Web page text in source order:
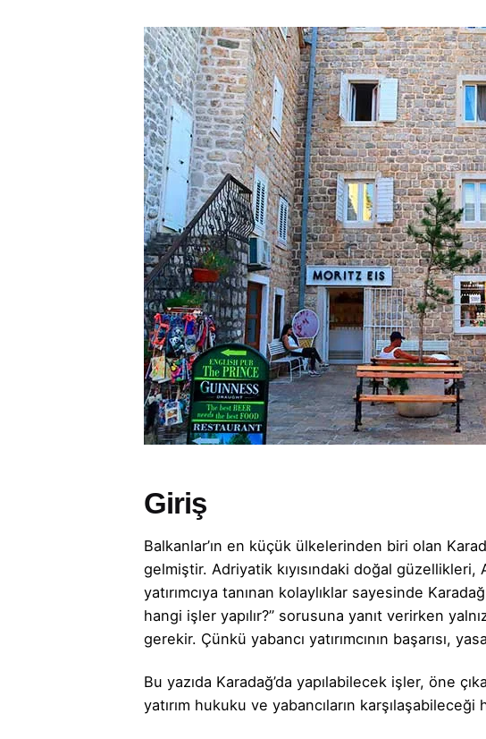
Giriş
Balkanlar’ın en küçük ülkelerinden biri olan
gelmiştir. Adriyatik kıyısındaki doğal
yatırımcıya tanınan kolaylıklar sayesinde
hangi işler yapılır?” sorusuna yanıt verirken
gerekir. Çünkü yabancı yatırımcının başarısı,
Bu yazıda Karadağ’da yapılabilecek işler, öne
yatırım hukuku ve yabancıların